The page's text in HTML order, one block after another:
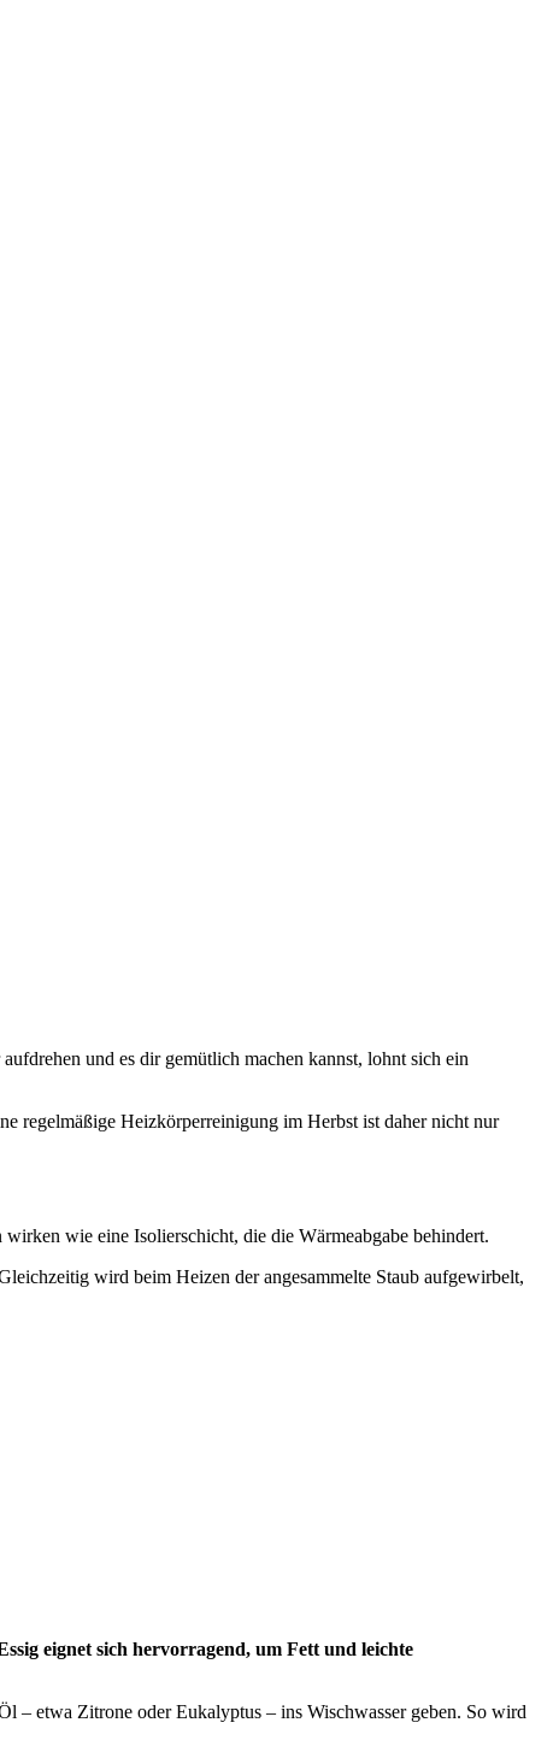
und es dir gemütlich machen kannst, lohnt sich ein
regelmäßige Heizkörperreinigung im Herbst ist daher nicht nur
wie eine Isolierschicht, die die Wärmeabgabe behindert.
wird beim Heizen der angesammelte Staub aufgewirbelt,
eignet sich hervorragend, um Fett und leichte
– etwa Zitrone oder Eukalyptus – ins Wischwasser geben. So wird